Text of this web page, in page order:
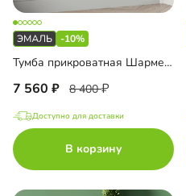
-10%
Тумба прикроватная Шармель-2 Лайф Эмаль подвесная
7 560 8 400
Доступно для доставки
В корзину